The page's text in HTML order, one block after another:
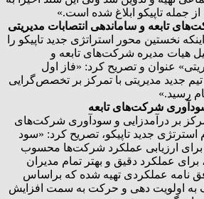
جمله تاپیکو ابلاغ شده است.»
تابعه و ساماندهی انتصابات مدیریتی
نخستین محور استراتژی جدید تاپیکو را
هیات مدیره‌ شرکت‌های تابعه و
عنوان و تصریح کرد: «فاز اول
تیم جدید مدیریتی با تمرکز بر تخصص‌گرایی
رسید.»
شرکت‌های تابعه
بر درآمدزایی و سودآوری شرکت‌های
استرتژی جدید تاپیکو، تصریح کرد: «سود
ارزیابی عملکرد شرکت‌ها محسوب
عملکرد دقیق و بهتر تمام مدیران
نامه عملکردی تهیه شده که براساس
به اولویت‌ دهی و حرکت به سمت افزایش